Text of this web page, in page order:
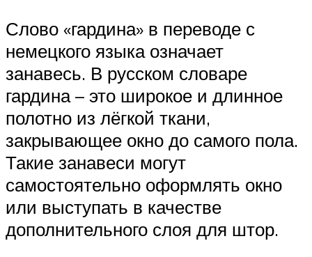
Слово «гардина» в переводе с
немецкого языка означает
занавесь. В русском словаре
гардина – это широкое и длинное
полотно из лёгкой ткани,
закрывающее окно до самого пола.
Такие занавеси могут
самостоятельно оформлять окно
или выступать в качестве
дополнительного слоя для штор.